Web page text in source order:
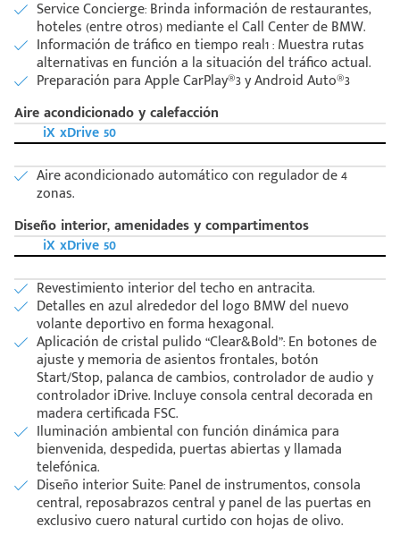
+528121278366
Ingresar
Service Concierge: Brinda información de restaurantes,
hoteles (entre otros) mediante el Call Center de BMW.
Información de tráfico en tiempo real1 : Muestra rutas
alternativas en función a la situación del tráfico actual.
Preparación para Apple CarPlay®3 y Android Auto®3
Aire acondicionado y calefacción
iX xDrive 50
Aire acondicionado automático con regulador de 4
zonas.
Diseño interior, amenidades y compartimentos
iX xDrive 50
Revestimiento interior del techo en antracita.
Detalles en azul alrededor del logo BMW del nuevo
volante deportivo en forma hexagonal.
Aplicación de cristal pulido “Clear&Bold”: En botones de
ajuste y memoria de asientos frontales, botón
Start/Stop, palanca de cambios, controlador de audio y
controlador iDrive. Incluye consola central decorada en
madera certificada FSC.
Iluminación ambiental con función dinámica para
bienvenida, despedida, puertas abiertas y llamada
telefónica.
Diseño interior Suite: Panel de instrumentos, consola
central, reposabrazos central y panel de las puertas en
exclusivo cuero natural curtido con hojas de olivo.